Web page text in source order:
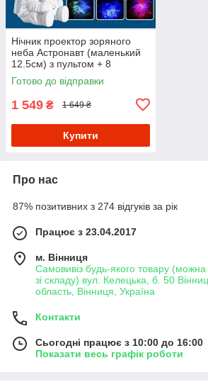
Нічник проектор зоряного
неба Астронавт (маленький
12.5см) з пультом + 8
режимів свічення
Готово до відправки
1 549 ₴ 1 649 ₴
Купити
Про нас
87% позитивних з 274 відгуків за рік
Працює з 23.04.2017
м. Вінниця
Самовивіз будь-якого товару
зі складу) вул. Келецька, б. 50
область, Вінниця, Україна
Контакти
Сьогодні працює з 10:00 до 16:00
Показати весь графік роботи